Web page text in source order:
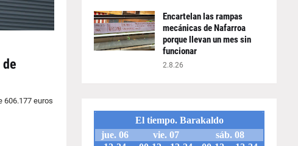
606.177 euros
Encartelan las rampas
mecánicas de Nafarroa
porque llevan un mes sin
funcionar
2.8.26